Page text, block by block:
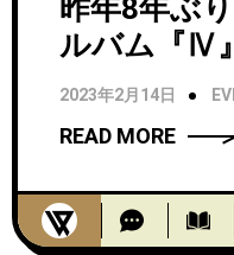
昨年8年ぶ
ルバム『Ⅳ
Letting Up
Faultsによ
が4月に開
ル公演では
アルバム再
2023年2月14日
READ MORE